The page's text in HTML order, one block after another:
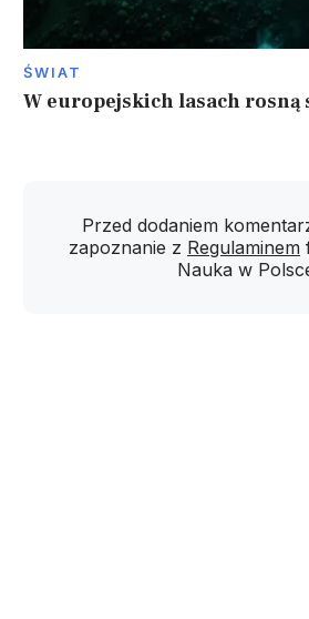
ŚWIAT
W europejskich lasach rosną
Przed dodaniem
zapoznanie z Regulaminem
Nauka w